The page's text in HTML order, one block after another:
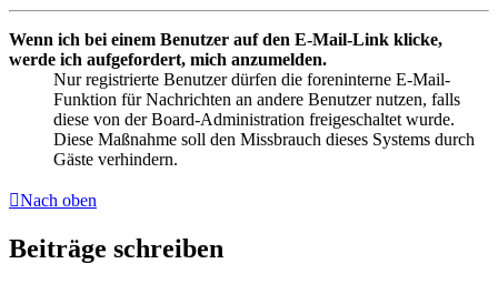
Wenn ich bei einem Benutzer auf den E-Mail-Link klicke,
werde ich aufgefordert, mich anzumelden.
Nur registrierte Benutzer dürfen die foreninterne E-Mail-
Funktion für Nachrichten an andere Benutzer nutzen, falls
diese von der Board-Administration freigeschaltet wurde.
Diese Maßnahme soll den Missbrauch dieses Systems durch
Gäste verhindern.
Nach oben
Beiträge schreiben